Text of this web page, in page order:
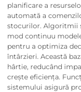
planificare a
automată a
stocurilor. Algoritmii
mod continuu
pentru a optimiza
întârzieri. Această
hârtie, reducând
crește eficiența.
sistemului asigură